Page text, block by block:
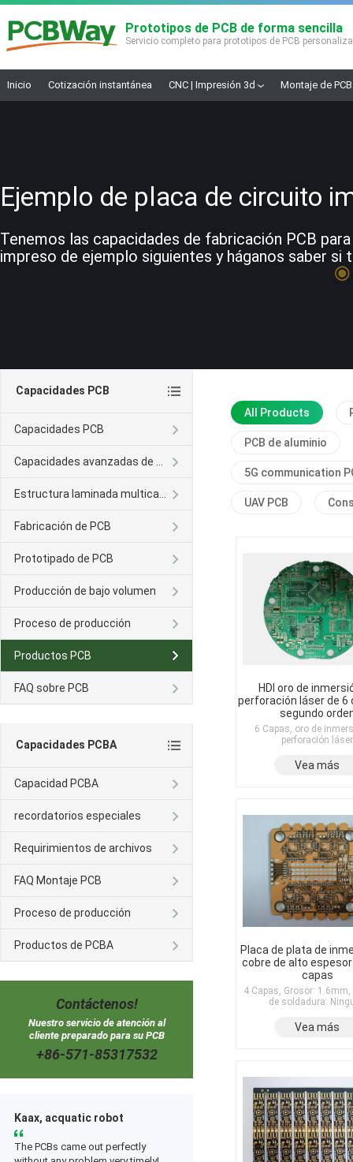
Prototipos de PCB de forma sencilla
Servicio completo para prototipos de PCB
Inicio Cotización instantánea CNC | Impresión 3d Montaje de
Ejemplo de placa de circuito
Tenemos las capacidades de fabricación PCB
impreso de ejemplo siguientes y háganos saber
All Products
PCB de aluminio
5G communication
UAV PCB
HDI oro de
perforación láser de 6
segundo
6 Capas, oro de
perforación láser
Vea más
Placa de plata de
cobre de alto espesor
capas
4 Capas, Grosor:
de soldadura:
Vea más
Capacidades PCB
Capacidades PCB
Fabricación de PCB
Prototipado de PCB
Producción de bajo volumen
Proceso de producción
Productos PCB
FAQ sobre PCB
Capacidades PCBA
Capacidad PCBA
recordatorios especiales
Requirimientos de archivos
FAQ Montaje PCB
Proceso de producción
Productos de PCBA
Contáctenos!
Nuestro servicio de atención al
cliente preparado para su PCB
+86-571-85317532
Kaax, acquatic robot
The PCBs came out perfectly